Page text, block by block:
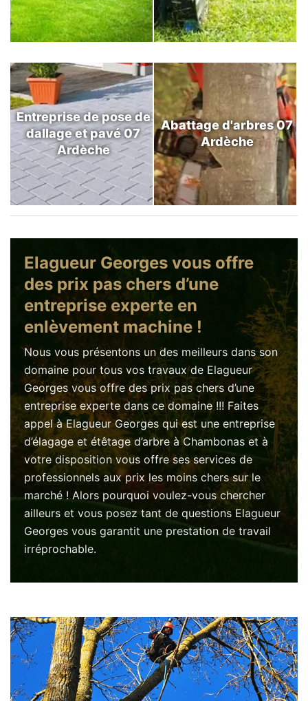
Entreprise de pose de
dallage et pavé 07
Ardèche
Abattage d'arbres 07
Ardèche
Elagueur Georges vous offre
des prix pas chers d’une
entreprise experte en
enlèvement machine !
Nous vous présentons un des meilleurs dans son
domaine pour tous vos travaux de Elagueur
Georges vous offre des prix pas chers d’une
entreprise experte dans ce domaine !!! Faites
appel à Elagueur Georges qui est une entreprise
d’élagage et étêtage d’arbre à Chambonas et à
votre disposition vous offre ses services de
professionnels aux prix les moins chers sur le
marché ! Alors pourquoi voulez-vous chercher
ailleurs et vous posez tant de questions Elagueur
Georges vous garantit une prestation de travail
irréprochable.